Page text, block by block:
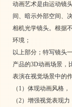
动画艺术是由运动镜
间、暗示外部空间、
相机光学镜头。根据
环境；
以上部分；特写镜头
产品的3D动画场景，
表演在视觉场景中的
（1）体现动画风格，
（2）增强视觉表现力